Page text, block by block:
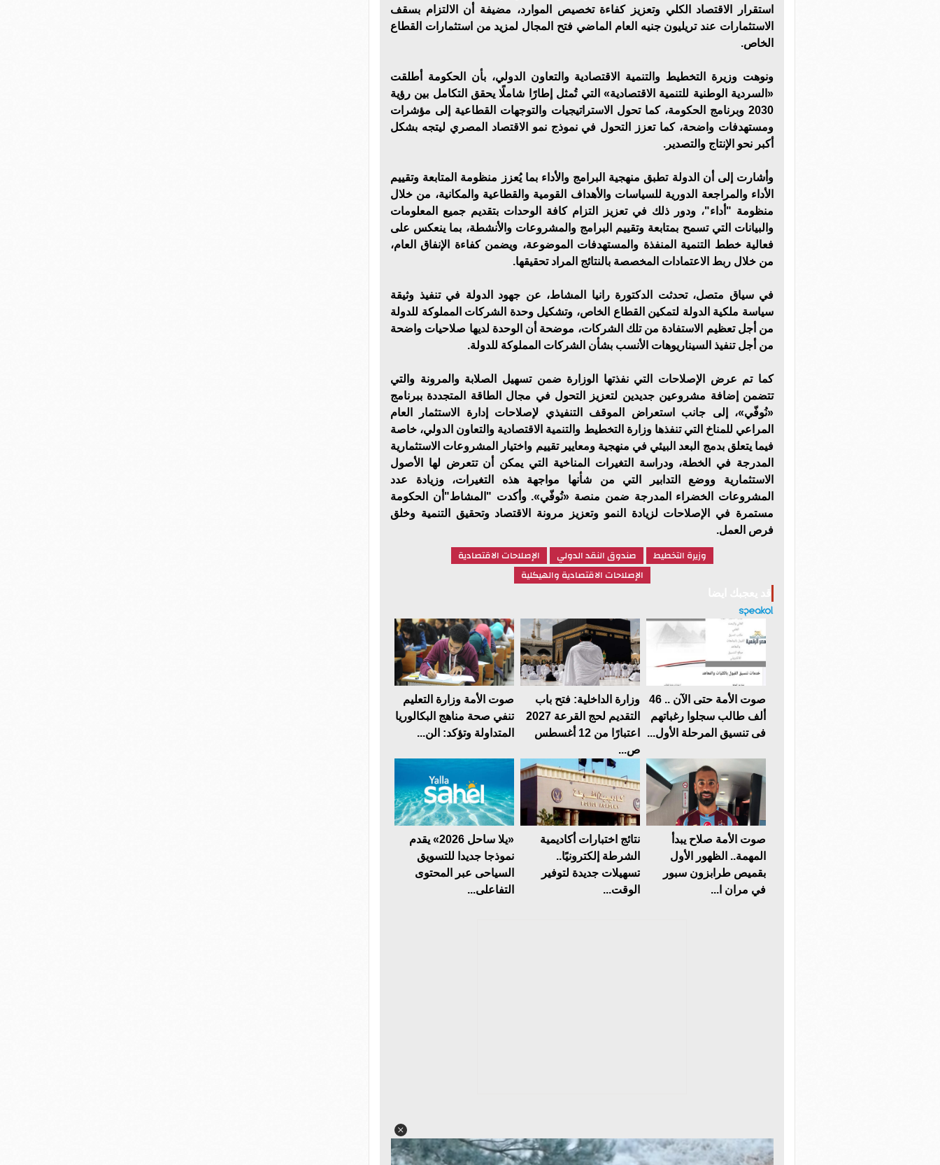
استقرار الاقتصاد الكلي وتعزيز كفاءة تخصيص الموارد، مضيفة أن الالتزام بسقف
الاستثمارات عند تريليون جنيه العام الماضي فتح المجال لمزيد من استثمارات القطاع
الخاص.
ونوهت وزيرة التخطيط والتنمية الاقتصادية والتعاون الدولي، بأن الحكومة أطلقت
«السردية الوطنية للتنمية الاقتصادية» التي تُمثل إطارًا شاملًا يحقق التكامل بين رؤية
2030 وبرنامج الحكومة، كما تحول الاستراتيجيات والتوجهات القطاعية إلى مؤشرات
ومستهدفات واضحة، كما تعزز التحول في نموذج نمو الاقتصاد المصري ليتجه بشكل
أكبر نحو الإنتاج والتصدير.
وأشارت إلى أن الدولة تطبق منهجية البرامج والأداء بما يُعزز منظومة المتابعة وتقييم
الأداء والمراجعة الدورية للسياسات والأهداف القومية والقطاعية والمكانية، من خلال
منظومة "أداء"، ودور ذلك في تعزيز التزام كافة الوحدات بتقديم جميع المعلومات
والبيانات التي تسمح بمتابعة وتقييم البرامج والمشروعات والأنشطة، بما ينعكس على
فعالية خطط التنمية المنفذة والمستهدفات الموضوعة، ويضمن كفاءة الإنفاق العام،
من خلال ربط الاعتمادات المخصصة بالنتائج المراد تحقيقها.
في سياق متصل، تحدثت الدكتورة رانيا المشاط، عن جهود الدولة في تنفيذ وثيقة
سياسة ملكية الدولة لتمكين القطاع الخاص، وتشكيل وحدة الشركات المملوكة للدولة
من أجل تعظيم الاستفادة من تلك الشركات، موضحة أن الوحدة لديها صلاحيات واضحة
من أجل تنفيذ السيناريوهات الأنسب بشأن الشركات المملوكة للدولة.
كما تم عرض الإصلاحات التي نفذتها الوزارة ضمن تسهيل الصلابة والمرونة والتي
تتضمن إضافة مشروعين جديدين لتعزيز التحول في مجال الطاقة المتجددة ببرنامج
«نُوفّي»، إلى جانب استعراض الموقف التنفيذي لإصلاحات إدارة الاستثمار العام
المراعي للمناخ التي تنفذها وزارة التخطيط والتنمية الاقتصادية والتعاون الدولي، خاصة
فيما يتعلق بدمج البعد البيئي في منهجية ومعايير تقييم واختيار المشروعات الاستثمارية
المدرجة في الخطة، ودراسة التغيرات المناخية التي يمكن أن تتعرض لها الأصول
الاستثمارية ووضع التدابير التي من شأنها مواجهة هذه التغيرات، وزيادة عدد
المشروعات الخضراء المدرجة ضمن منصة «نُوفّي». وأكدت "المشاط"أن الحكومة
مستمرة في الإصلاحات لزيادة النمو وتعزيز مرونة الاقتصاد وتحقيق التنمية وخلق
فرص العمل.
وزيرة التخطيط صندوق النقد الدولي
الإصلاحات الاقتصادية
الإصلاحات الاقتصادية والهيكلية
صوت الأمة حتى الآن .. 46
ألف طالب سجلوا رغباتهم
فى تنسيق المرحلة الأول...
وزارة الداخلية: فتح باب
التقديم لحج القرعة 2027
اعتبارًا من 12 أغسطس
ص...
صوت الأمة وزارة التعليم
تنفي صحة مناهج البكالوريا
المتداولة وتؤكد: الن...
صوت الأمة صلاح يبدأ
المهمة.. الظهور الأول
بقميص طرابزون سبور
في مران ا...
نتائج اختبارات أكاديمية
الشرطة إلكترونيًا..
تسهيلات جديدة لتوفير
الوقت...
«يلا ساحل 2026» يقدم
نموذجا جديدا للتسويق
السياحى عبر المحتوى
التفاعلى...